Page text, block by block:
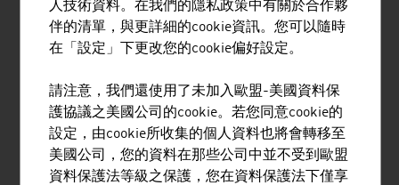
ANDRITZ HYDRO GMBH
ANDRITZ Hydro 在水力發電廠的電機設備及服務，是具
有全球領導地位的供應商。
人技術資料。在我們的隱私政策中有關於合作夥
伴的清單，與更詳細的cookie資訊。您可以隨時
在「設定」下更改您的cookie偏好設定。
請注意，我們還使用了未加入歐盟-美國資料保
護協議之美國公司的cookie。若您同意cookie的
設定，由cookie所收集的個人資料也將會轉移至
美國公司，您的資料在那些公司中並不受到歐盟
資料保護法等級之保護，您在資料保護法下僅享